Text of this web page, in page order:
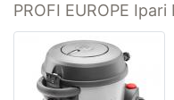
PROFI EUROPE Ipari